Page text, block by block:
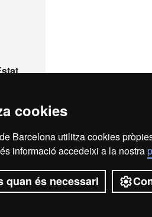
cookies
Barcelona utilitza cookies
informació accedeixi a la nostra
quan és necessari
2026